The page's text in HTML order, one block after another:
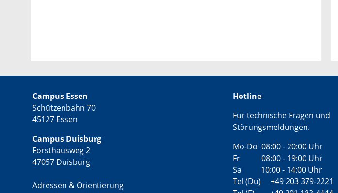
Campus Essen
Schützenbahn 70
45127 Essen
Campus Duisburg
Forsthausweg 2
47057 Duisburg
Adressen & Orientierung
Hotline
Für technische Fragen und
Störungsmeldungen.
Mo-Do 08:00 - 20:00 Uhr
Fr 08:00 - 19:00 Uhr
Sa 10:00 - 14:00 Uhr
Tel (Du) +49 203 379-2221